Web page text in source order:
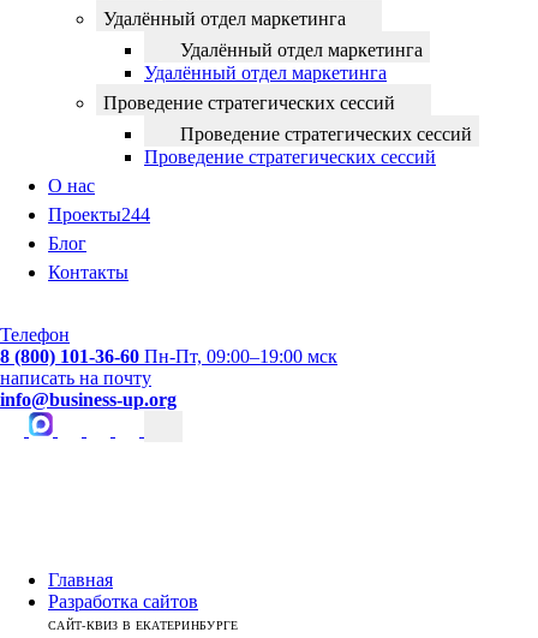
Удалённый отдел маркетинга
Удалённый отдел маркетинга
Удалённый отдел маркетинга
Проведение стратегических сессий
Проведение стратегических сессий
Проведение стратегических сессий
О нас
Проекты244
Блог
Контакты
Телефон
8 (800) 101-36-60 Пн-Пт, 09:00–19:00 мск
написать на почту
info@business-up.org
Главная
Разработка сайтов
САЙТ-КВИЗ В ЕКАТЕРИНБУРГЕ